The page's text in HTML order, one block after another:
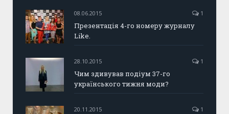
08.06.2015 1
Презентація 4-го номеру журналу
Like.
28.10.2015 1
Чим здивував подіум 37-го
українського тижня моди?
20.11.2015 1